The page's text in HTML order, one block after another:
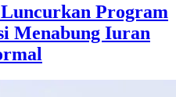
Program
Menabung Iuran